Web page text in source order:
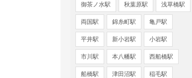
御茶ノ水駅 秋葉原駅 浅草橋駅
両国駅 錦糸町駅 亀戸駅
平井駅 新小岩駅 小岩駅
市川駅 本八幡駅 西船橋駅
船橋駅 津田沼駅 稲毛駅